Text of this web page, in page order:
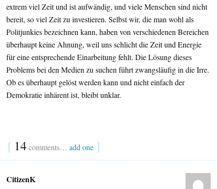
extrem viel Zeit und ist aufwändig, und viele Menschen sind nicht
bereit, so viel Zeit zu investieren. Selbst wir, die man wohl als
Politjunkies bezeichnen kann, haben von verschiedenen Bereichen
überhaupt keine Ahnung, weil uns schlicht die Zeit und Energie
für eine entsprechende Einarbeitung fehlt. Die Lösung dieses
Problems bei den Medien zu suchen führt zwangsläufig in die Irre.
Ob es überhaupt gelöst werden kann und nicht einfach der
Demokratie inhärent ist, bleibt unklar.
{ 14comments… add one }
CitizenK